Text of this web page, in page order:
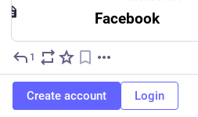
Facebook
1
Lucas
@lucaskozak@piaille.fr
Create account Login